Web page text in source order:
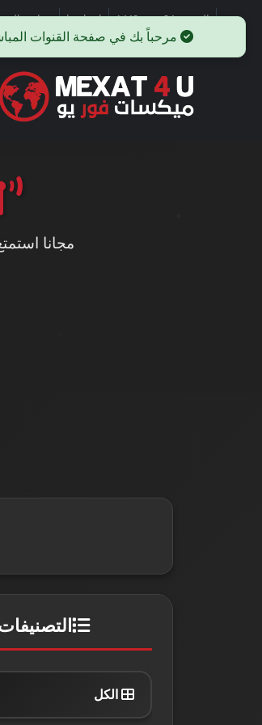
الجمعة, 24 صفر 1448 اتصل بنا سياسة
مجانا
الكل